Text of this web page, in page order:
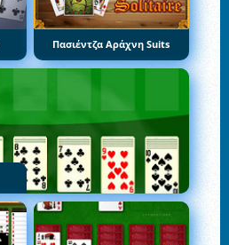
Πασιέντζα Αράχνη Suits